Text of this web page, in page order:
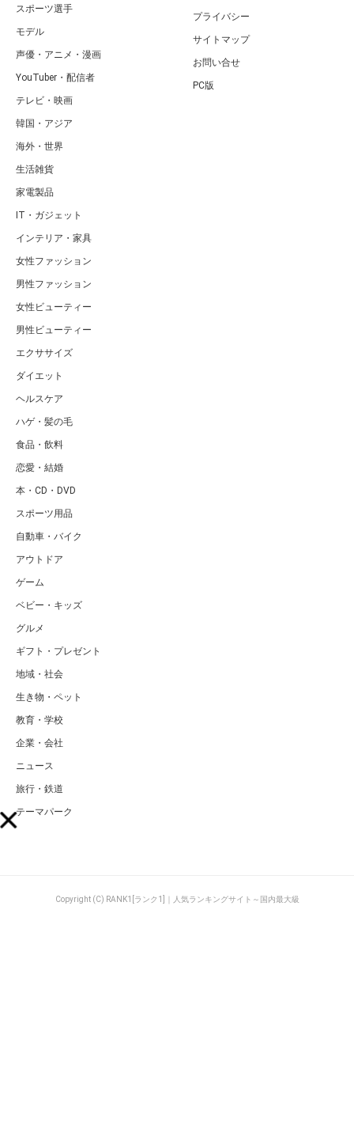
スポーツ選手
モデル
声優・アニメ・漫画
YouTuber・配信者
テレビ・映画
韓国・アジア
海外・世界
生活雑貨
家電製品
IT・ガジェット
インテリア・家具
女性ファッション
男性ファッション
女性ビューティー
男性ビューティー
エクササイズ
ダイエット
ヘルスケア
ハゲ・髪の毛
食品・飲料
恋愛・結婚
本・CD・DVD
スポーツ用品
自動車・バイク
アウトドア
ゲーム
ベビー・キッズ
グルメ
ギフト・プレゼント
地域・社会
生き物・ペット
教育・学校
企業・会社
ニュース
旅行・鉄道
テーマパーク
プライバシー
サイトマップ
お問い合せ
PC版
Copyright (C) RANK1[ランク1]｜人気ランキングサイト～国内最大級